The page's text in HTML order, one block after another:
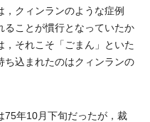
クィンランのような症例
ることが慣行となっていたか
，それこそ「ごまん」といた
ち込まれたのはクィンランの
年10月下旬だったが，裁